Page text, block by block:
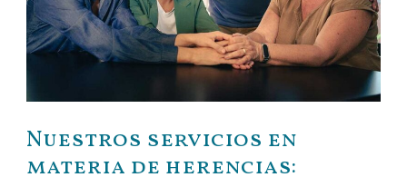
Nuestros servicios en
materia de herencias: